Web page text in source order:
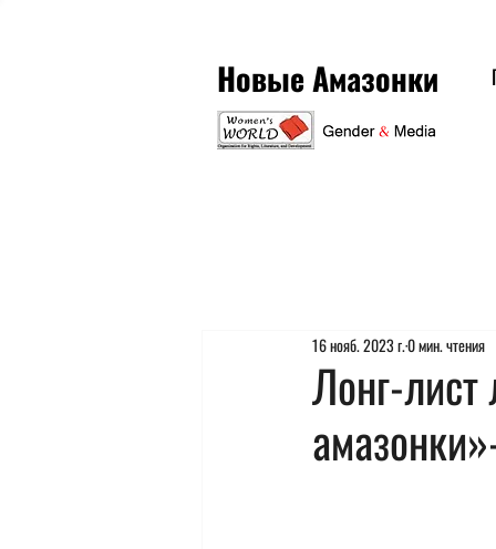
Новые Амазонки
Лонг-лист
16 нояб. 2023 г.0 мин. чтения